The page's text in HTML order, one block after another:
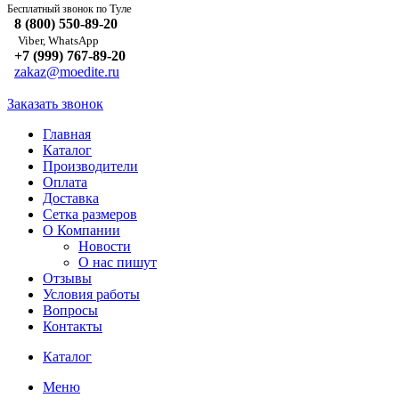
Бесплатный звонок по Туле
8 (800) 550-89-20
Viber, WhatsApp
+7 (999) 767-89-20
zakaz@moedite.ru
Заказать звонок
Главная
Каталог
Производители
Оплата
Доставка
Сетка размеров
О Компании
Новости
О нас пишут
Отзывы
Условия работы
Вопросы
Контакты
Каталог
Меню